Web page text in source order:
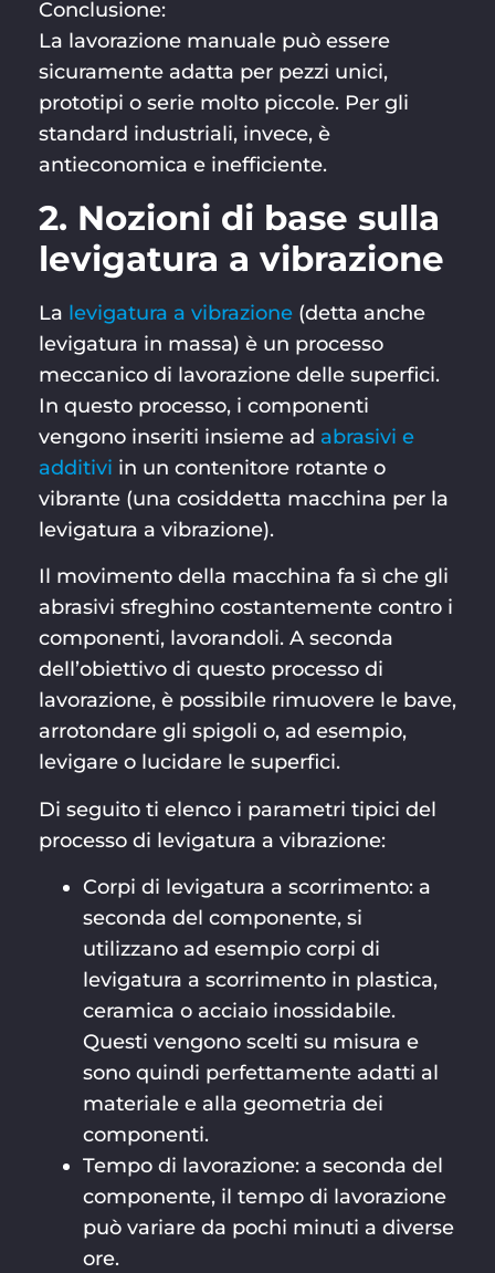
Conclusione:
La lavorazione manuale può essere
sicuramente adatta per pezzi unici,
prototipi o serie molto piccole. Per gli
standard industriali, invece, è
antieconomica e inefficiente.
2. Nozioni di base sulla
levigatura a vibrazione
La levigatura a vibrazione(detta anche
levigatura in massa) è un processo
meccanico di lavorazione delle superfici.
In questo processo, i componenti
vengono inseriti insieme ad abrasivi e
additivi in un contenitore rotante o
vibrante (una cosiddetta macchina per la
levigatura a vibrazione).
Il movimento della macchina fa sì che gli
abrasivi sfreghino costantemente contro i
componenti, lavorandoli. A seconda
dell’obiettivo di questo processo di
lavorazione, è possibile rimuovere le bave,
arrotondare gli spigoli o, ad esempio,
levigare o lucidare le superfici.
Di seguito ti elenco i parametri tipici del
processo di levigatura a vibrazione:
Corpi di levigatura a scorrimento: a
seconda del componente, si
utilizzano ad esempio corpi di
levigatura a scorrimento in plastica,
ceramica o acciaio inossidabile.
Questi vengono scelti su misura e
sono quindi perfettamente adatti al
materiale e alla geometria dei
componenti.
Tempo di lavorazione: a seconda del
componente, il tempo di lavorazione
può variare da pochi minuti a diverse
ore.